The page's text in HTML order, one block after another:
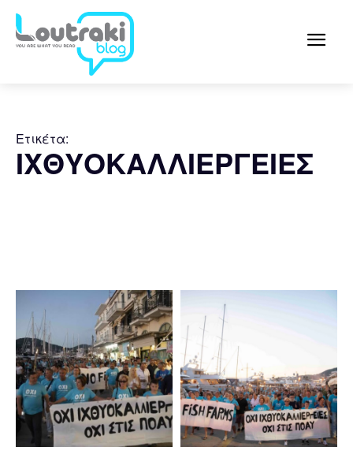
Ετικέτα:
ΙΧΘΥΟΚΑΛΛΙΕΡΓΕΙΕΣ